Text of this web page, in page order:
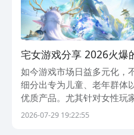
宅女游戏分享 2026火爆
如今游戏市场日益多元化，
细分出专为儿童、老年群体
优质产品。尤其针对女性玩
美体验与沉浸玩法的精品佳
2026-07-29 19:22:55